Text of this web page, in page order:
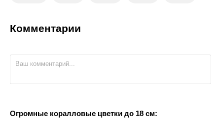
Комментарии
Огромные коралловые цветки до 18 см: